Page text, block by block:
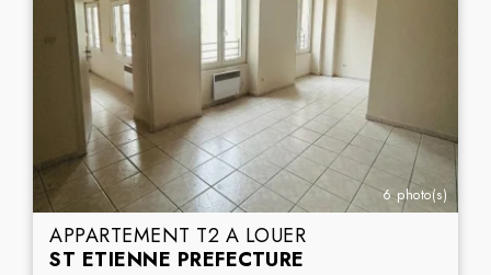
6 photo(s)
APPARTEMENT T2 A LOUER
ST ETIENNE PREFECTURE